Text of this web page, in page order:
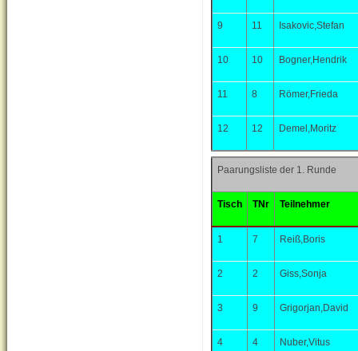
9 11 Isakovic,Stefan
10 10 Bogner,Hendrik
11 8 Römer,Frieda
12 12 Demel,Moritz
Paarungsliste der 1. Runde
Tisch TNr Teilnehmer
1 7 Reiß,Boris
2 2 Giss,Sonja
3 9 Grigorjan,David
4 4 Nuber,Vitus